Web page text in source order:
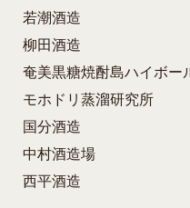
若潮酒造
柳田酒造
奄美黒糖焼酎島ハイボー
モホドリ蒸溜研究所
国分酒造
中村酒造場
西平酒造